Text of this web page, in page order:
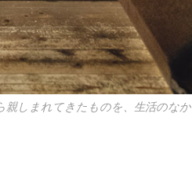
親しまれてきたものを、生活のなか